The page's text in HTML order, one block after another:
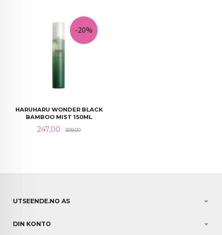
HARUHARU WONDER BLACK
BAMBOO MIST 150ML
Tilbud
247,00 309,00Rabatt
-20%
UTSEENDE.NO AS
DIN KONTO